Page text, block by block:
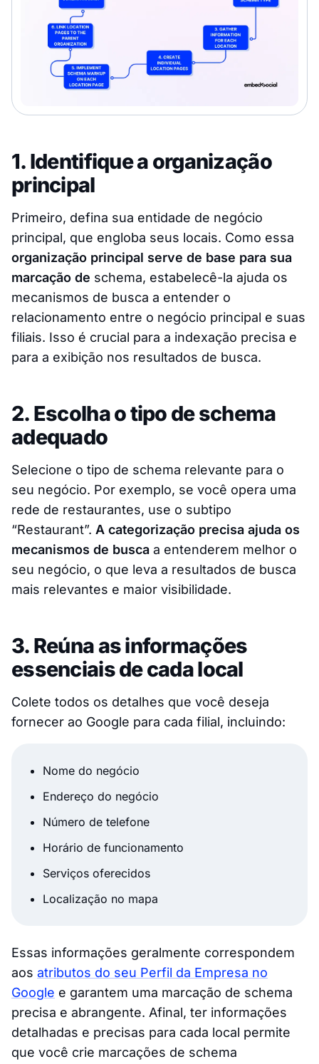
1. Identifique a organização
principal
Primeiro, defina sua entidade de negócio
principal, que engloba seus locais. Como essa
organização principal serve de base para sua
marcação de schema, estabelecê-la ajuda os
mecanismos de busca a entender o
relacionamento entre o negócio principal e suas
filiais. Isso é crucial para a indexação precisa e
para a exibição nos resultados de busca.
2. Escolha o tipo de schema
adequado
Selecione o tipo de schema relevante para o
seu negócio. Por exemplo, se você opera uma
rede de restaurantes, use o subtipo
“Restaurant”. A categorização precisa ajuda os
mecanismos de busca a entenderem melhor o
seu negócio, o que leva a resultados de busca
mais relevantes e maior visibilidade.
3. Reúna as informações
essenciais de cada local
Colete todos os detalhes que você deseja
fornecer ao Google para cada filial, incluindo:
Nome do negócio
Endereço do negócio
Número de telefone
Horário de funcionamento
Serviços oferecidos
Localização no mapa
Essas informações geralmente correspondem
aos atributos do seu Perfil da Empresa no
Google e garantem uma marcação de schema
precisa e abrangente. Afinal, ter informações
detalhadas e precisas para cada local permite
que você crie marcações de schema